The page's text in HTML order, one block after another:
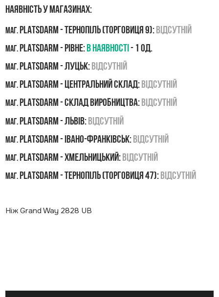
Наявність у магазинах:
маг.PLATSDARM - Тернопіль (Торговиця 9): Відсутній
маг.PLATSDARM - Рівне:В наявності- 1 од.
маг.PLATSDARM - Луцьк:Відсутній
маг.PLATSDARM - Центральний склад:Відсутній
маг.PLATSDARM - Склад виробництва:Відсутній
маг.PLATSDARM - Львів: Відсутній
маг.PLATSDARM - Івано-Франківськ:Відсутній
маг.PLATSDARM - Хмельницький:Відсутній
маг.PLATSDARM - Тернопіль (Торговиця 47):Відсутній
Ніж Grand Way 2828 UB